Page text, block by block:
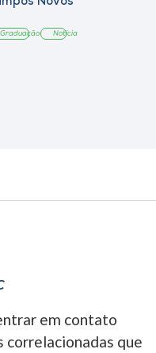
Graduação Notícia
em contato
correlacionadas que